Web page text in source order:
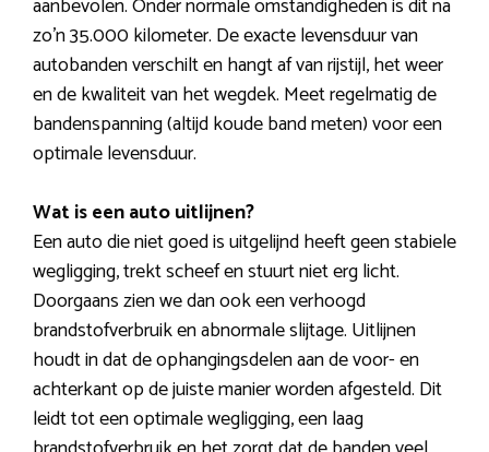
zo’n 35.000 kilometer. De exacte levensduur van
autobanden verschilt en hangt af van rijstijl, het weer
en de kwaliteit van het wegdek. Meet regelmatig de
bandenspanning (altijd koude band meten) voor een
optimale levensduur.
Wat is een auto uitlijnen?
Een auto die niet goed is uitgelijnd heeft geen stabiele
wegligging, trekt scheef en stuurt niet erg licht.
Doorgaans zien we dan ook een verhoogd
brandstofverbruik en abnormale slijtage. Uitlijnen
houdt in dat de ophangingsdelen aan de voor- en
achterkant op de juiste manier worden afgesteld. Dit
leidt tot een optimale wegligging, een laag